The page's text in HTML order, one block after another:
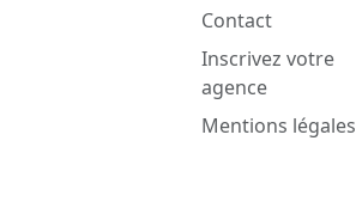
Contact
Inscrivez votre
agence
Mentions légales